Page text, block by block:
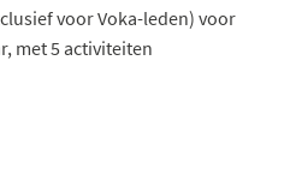
voor Voka-leden) voor
met 5 activiteiten